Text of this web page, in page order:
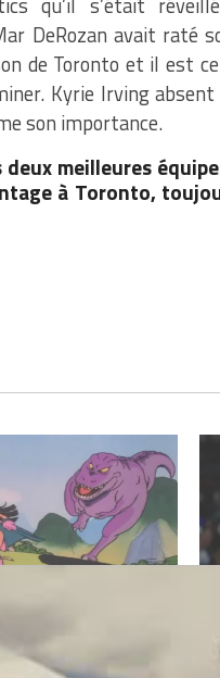
DeRozan avait raté
de Toronto et il est
Kyrie Irving
son importance.
meilleures
à Toronto,
2018